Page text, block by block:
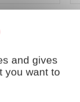
and gives
you want to